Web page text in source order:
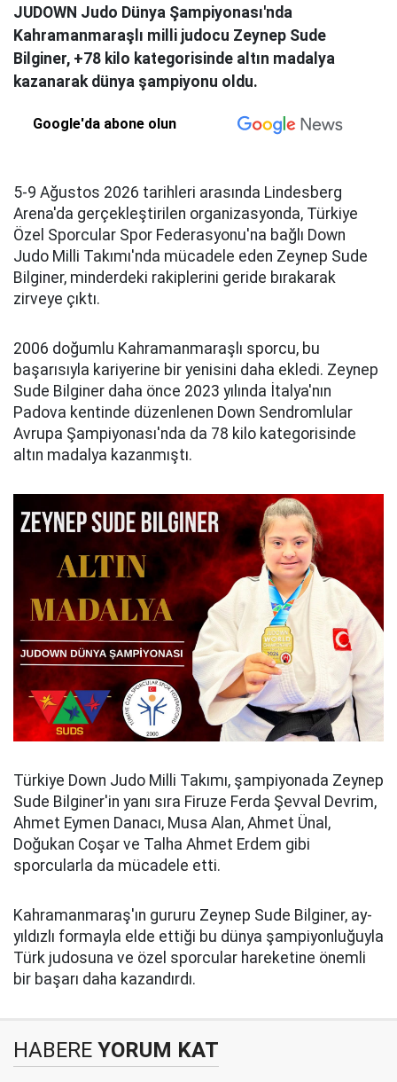
JUDOWN Judo Dünya Şampiyonası'nda
Kahramanmaraşlı milli judocu Zeynep Sude
Bilginer, +78 kilo kategorisinde altın madalya
kazanarak dünya şampiyonu oldu.
Google'da abone olun
5-9 Ağustos 2026 tarihleri arasında Lindesberg
Arena'da gerçekleştirilen organizasyonda, Türkiye
Özel Sporcular Spor Federasyonu'na bağlı Down
Judo Milli Takımı'nda mücadele eden Zeynep Sude
Bilginer, minderdeki rakiplerini geride bırakarak
zirveye çıktı.
2006 doğumlu Kahramanmaraşlı sporcu, bu
başarısıyla kariyerine bir yenisini daha ekledi. Zeynep
Sude Bilginer daha önce 2023 yılında İtalya'nın
Padova kentinde düzenlenen Down Sendromlular
Avrupa Şampiyonası'nda da 78 kilo kategorisinde
altın madalya kazanmıştı.
Türkiye Down Judo Milli Takımı, şampiyonada Zeynep
Sude Bilginer'in yanı sıra Firuze Ferda Şevval Devrim,
Ahmet Eymen Danacı, Musa Alan, Ahmet Ünal,
Doğukan Coşar ve Talha Ahmet Erdem gibi
sporcularla da mücadele etti.
Kahramanmaraş'ın gururu Zeynep Sude Bilginer, ay-
yıldızlı formayla elde ettiği bu dünya şampiyonluğuyla
Türk judosuna ve özel sporcular hareketine önemli
bir başarı daha kazandırdı.
HABERE YORUM KAT